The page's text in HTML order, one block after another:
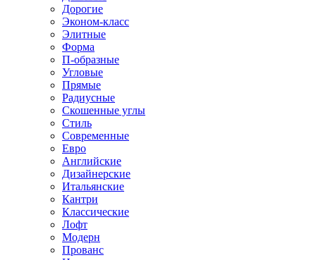
Дорогие
Эконом-класс
Элитные
Форма
П-образные
Угловые
Прямые
Радиусные
Скошенные углы
Стиль
Современные
Евро
Английские
Дизайнерские
Итальянские
Кантри
Классические
Лофт
Модерн
Прованс